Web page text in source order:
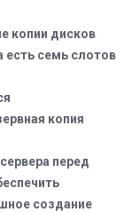
копии дисков
есть семь слотов
копия
перед
создание